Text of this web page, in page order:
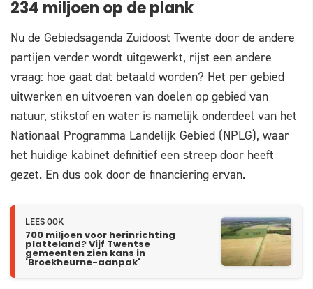
234 miljoen op de plank
Nu de Gebiedsagenda Zuidoost Twente door de andere
partijen verder wordt uitgewerkt, rijst een andere
vraag: hoe gaat dat betaald worden? Het per gebied
uitwerken en uitvoeren van doelen op gebied van
natuur, stikstof en water is namelijk onderdeel van het
Nationaal Programma Landelijk Gebied (NPLG), waar
het huidige kabinet definitief een streep door heeft
gezet. En dus ook door de financiering ervan.
LEES OOK
700 miljoen voor herinrichting
platteland? Vijf Twentse
gemeenten zien kans in
'Broekheurne-aanpak'